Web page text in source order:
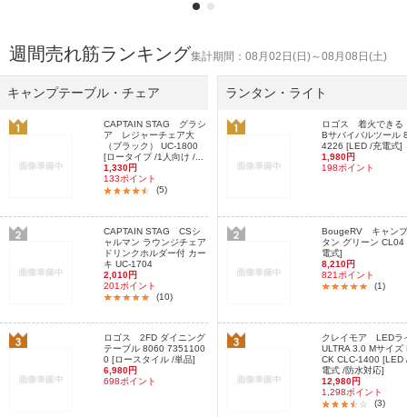
週間売れ筋ランキング集計期間：08月02日(日)～08月08日(土)
キャンプテーブル・チェア
CAPTAIN STAG グラシ
ア レジャーチェア大
（ブラック） UC-1800
[ロータイプ /1人向け /...
1,330円
133ポイント
(5)
CAPTAIN STAG CSシ
ャルマン ラウンジチェア
ドリンクホルダー付 カー
キ UC-1704
2,010円
201ポイント
(10)
ロゴス 2FD ダイニング
テーブル 8060 7351100
0 [ロースタイル /単品]
6,980円
698ポイント
ランタン・ライト
ロゴス 着火できる
Bサバイバルツール
4226 [LED /充電式]
1,980円
198ポイント
BougeRV キャン
タン グリーン CL04
電式]
8,210円
821ポイント
(1)
クレイモア LEDラ
ULTRA 3.0 Mサイズ
CK CLC-1400 [LED
電式 /防水対応]
12,980円
1,298ポイント
(3)